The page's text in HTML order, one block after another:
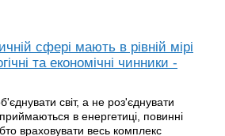
сфері мають в рівній мірі
та економічні чинники -
світ, а не роз'єднувати
в енергетиці, повинні
враховувати весь комплекс